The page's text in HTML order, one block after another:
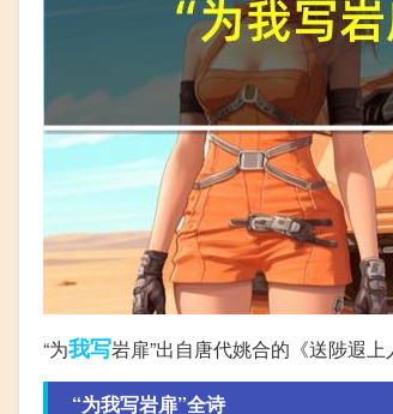
“为我写岩扉”出自唐代姚合的《送陟遐上
“为我写岩扉”全诗